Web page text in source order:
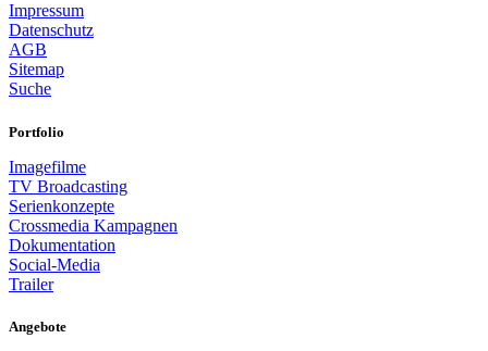
Impressum
Datenschutz
AGB
Sitemap
Suche
Portfolio
Imagefilme
TV Broadcasting
Serienkonzepte
Crossmedia Kampagnen
Dokumentation
Social-Media
Trailer
Angebote